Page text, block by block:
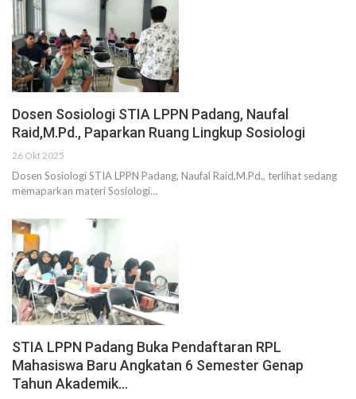
Dosen Sosiologi STIA LPPN Padang, Naufal
Raid,M.Pd., Paparkan Ruang Lingkup Sosiologi
26 Okt 2025
Dosen Sosiologi STIA LPPN Padang, Naufal Raid,M.Pd., terlihat sedang
memaparkan materi Sosiologi…
STIA LPPN Padang Buka Pendaftaran RPL
Mahasiswa Baru Angkatan 6 Semester Genap
Tahun Akademik…